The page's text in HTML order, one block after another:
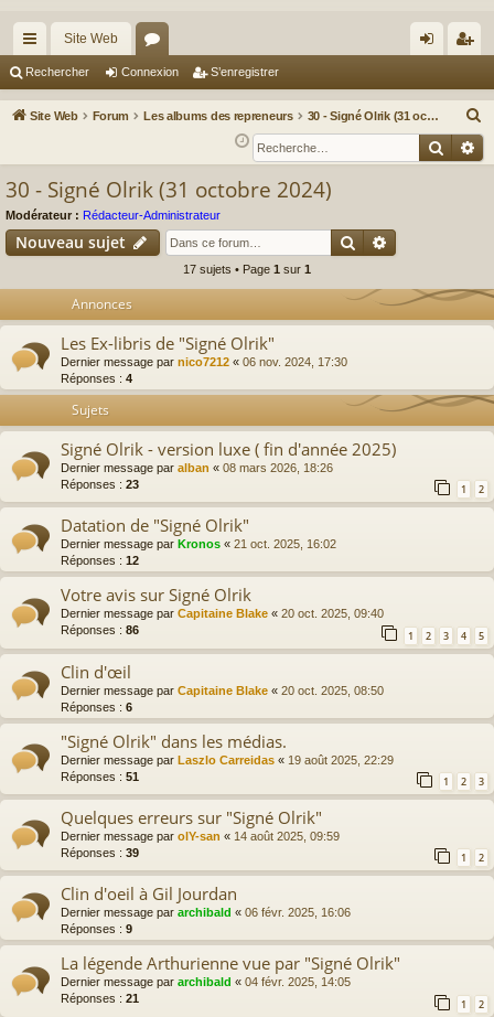
cc
ès
Site Web
or
u ne
xi
nr
eg
Rechercher Connexion S’enregistrer
Site Web Forum Les albums des repreneurs 30 - Signé Olrik (31 octobre 2024)
e
c
30 - Signé Olrik (31 octobre 2024)
Modérateur : Rédacteur-Administrateur
Nouveau sujet Rechercher
17 sujets • Page 1 sur 1
Annonces
Les Ex-libris de "Signé Olrik"
Dernier message par nico7212 « 06 nov. 2024, 17:30
Réponses : 4
Sujets
Signé Olrik - version luxe ( fin d'année 2025)
Dernier message par alban « 08 mars 2026, 18:26
Réponses : 23 1 2
Datation de "Signé Olrik"
Dernier message par Kronos « 21 oct. 2025, 16:02
Réponses : 12
Votre avis sur Signé Olrik
Dernier message par Capitaine Blake « 20 oct. 2025, 09:40
Réponses : 86 1 2 3 4 5
Clin d'œil
Dernier message par Capitaine Blake « 20 oct. 2025, 08:50
Réponses : 6
"Signé Olrik" dans les médias.
Dernier message par Laszlo Carreidas « 19 août 2025, 22:29
Réponses : 51 1 2 3
Quelques erreurs sur "Signé Olrik"
Dernier message par olY-san « 14 août 2025, 09:59
Réponses : 39 1 2
Clin d'oeil à Gil Jourdan
Dernier message par archibald « 06 févr. 2025, 16:06
Réponses : 9
La légende Arthurienne vue par "Signé Olrik"
Dernier message par archibald « 04 févr. 2025, 14:05
Réponses : 21 1 2